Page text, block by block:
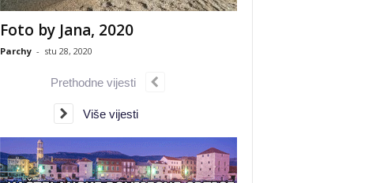
Foto by Jana, 2020
Parchy - stu 28, 2020
Prethodne vijesti
Više vijesti